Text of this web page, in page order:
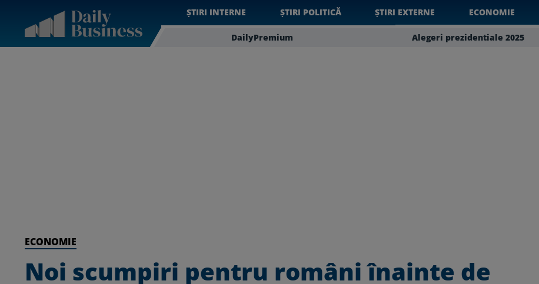
ȘTIRI INTERNE ȘTIRI POLITICĂ ȘTIRI EXTERNE ECONOMIE
DailyPremium Alegeri prezidentiale 2025
ECONOMIE
Noi scumpiri pentru români înainte de